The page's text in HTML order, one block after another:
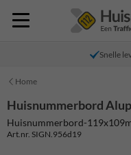
Snelle
Home
Huisnummerbord
Huisnummerbord-
Art.nr. SIGN.956d19